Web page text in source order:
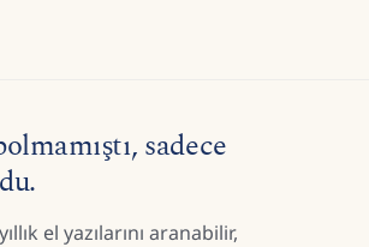
sadece
el yazılarını aranabilir,